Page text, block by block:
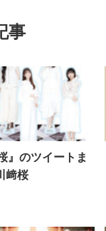
事
』のツイートま
﨑桜